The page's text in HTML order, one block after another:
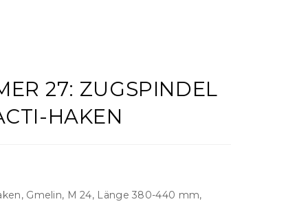
27: ZUGSPINDEL
HAKEN
Gmelin, M 24, Länge 380-440 mm,